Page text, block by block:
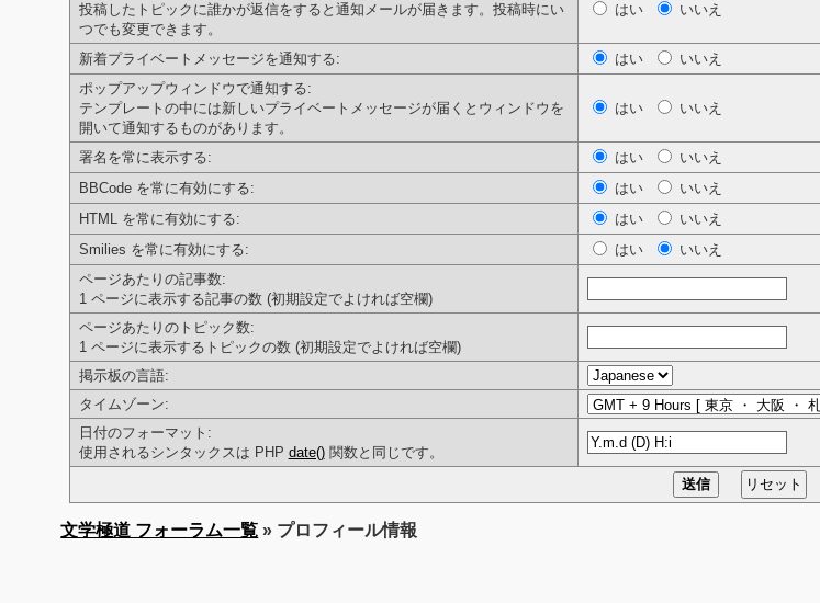
投稿したトピックに誰かが返信をすると通知メールが届きます。投稿時にい
つでも変更できます。
はい いいえ
新着プライベートメッセージを通知する: はい
いいえ
ポップアップウィンドウで通知する:
テンプレートの中には新しいプライベートメッセージが届くとウィンドウを
開いて通知するものがあります。
はい いいえ
署名を常に表示する: はい
いいえ
BBCode を常に有効にする:
はい
いいえ
HTML を常に有効にする:
はい
いいえ
Smilies を常に有効にする:
はい
いいえ
ページあたりの記事数:
1 ページに表示する記事の数 (初期設定でよければ空欄)
ページあたりのトピック数:
1 ページに表示するトピックの数 (初期設定でよければ空欄)
掲示板の言語:
タイムゾーン:
日付のフォーマット:
使用されるシンタックスは PHP date()関数と同じです。
文学極道 フォーラム一覧 » プロフィール情報